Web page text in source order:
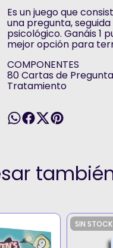
Es un juego que
una pregunta,
psicológico. Ganáis 1
mejor opción para
COMPONENTES
80 Cartas de
Tratamiento
SIN STOCK